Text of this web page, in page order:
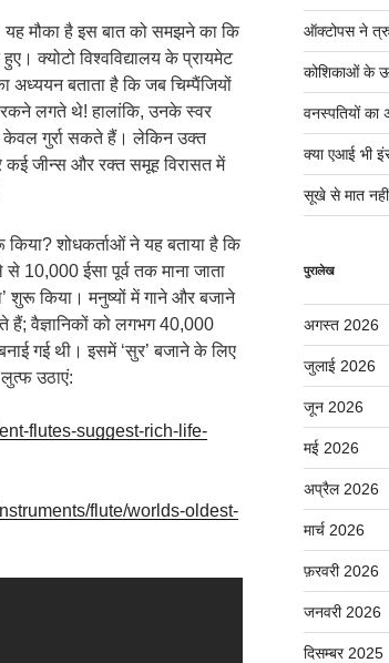
यह मौका है इस बात को समझने का कि
क्योटो विश्वविद्यालय के प्रायमेट
अध्ययन बताता है कि जब चिम्पैंजियों
लगते थे! हालांकि, उनके स्वर
केवल गुर्रा सकते हैं। लेकिन उक्त
कई जीन्स और रक्त समूह विरासत में
किया? शोधकर्ताओं ने यह बताया है कि
10,000 ईसा पूर्व तक माना जाता
शुरू किया। मनुष्यों में गाने और बजाने
वैज्ञानिकों को लगभग 40,000
गई थी। इसमें ‘सुर’ बजाने के लिए
उठाएं:
flutes-suggest-rich-life-
flute/worlds-oldest-
ऑक्टोपस ने
कोशिकाओं के
वनस्पतियों का
क्या एआई भी
सूखे से मात
पुरालेख
अगस्त 2026
जुलाई 2026
जून 2026
मई 2026
अप्रैल 2026
मार्च 2026
फ़रवरी 2026
जनवरी 2026
दिसम्बर 2025